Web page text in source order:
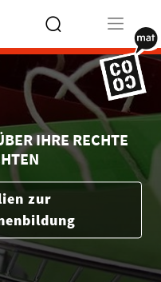
Type 2 or
more
characters
for results.
IHRE RECHTE
zur